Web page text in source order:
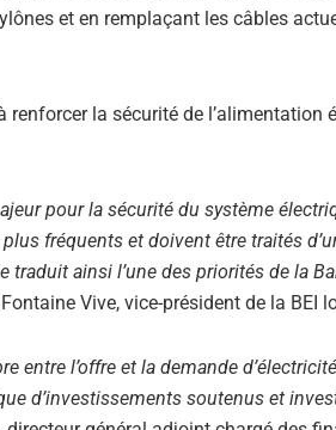
et en remplaçant les câbles
la sécurité de l’alimentation
pour la sécurité du système
fréquents et doivent être traités
ainsi l’une des priorités de la
Vive, vice-président de la BEI
entre l’offre et la demande
d’investissements soutenus et